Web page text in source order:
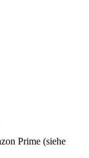
Prime (siehe